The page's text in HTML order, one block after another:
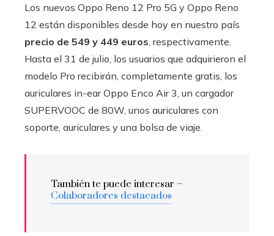
Los nuevos Oppo Reno 12 Pro 5G y Oppo Reno
12 están disponibles desde hoy en nuestro país
precio de 549 y 449 euros , respectivamente.
Hasta el 31 de julio, los usuarios que adquirieron el
modelo Pro recibirán, completamente gratis, los
auriculares in-ear Oppo Enco Air 3, un cargador
SUPERVOOC de 80W, unos auriculares con
soporte, auriculares y una bolsa de viaje.
También te puede interesar –
Colaboradores destacados